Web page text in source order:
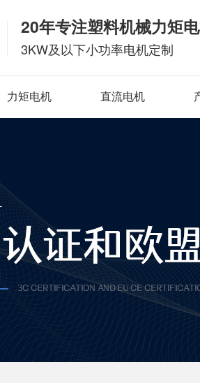
20年专注塑料机械力矩
3KW及以下小功率电机定制
力矩电机 直流电机